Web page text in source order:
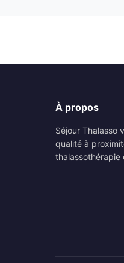
À propos
Séjour Thalasso
qualité à
thalassothérapie